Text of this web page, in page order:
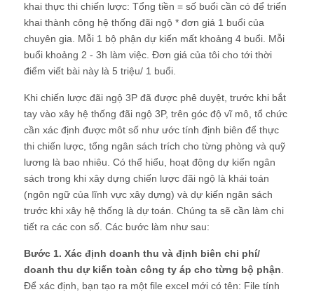
khai thực thi chiến lược: Tổng tiền = số buổi cần có để triển
khai thành công hệ thống đãi ngộ * đơn giá 1 buổi của
chuyên gia. Mỗi 1 bộ phận dự kiến mất khoảng 4 buổi. Mỗi
buổi khoảng 2 - 3h làm việc. Đơn giá của tôi cho tới thời
điểm viết bài này là 5 triệu/ 1 buổi.
Khi chiến lược đãi ngộ 3P đã được phê duyệt, trước khi bắt
tay vào xây hệ thống đãi ngộ 3P, trên góc độ vĩ mô, tổ chức
cần xác định được môt số như ước tính định biên để thực
thi chiến lược, tổng ngân sách trích cho từng phòng và quỹ
lương là bao nhiêu. Có thể hiểu, hoạt động dự kiến ngân
sách trong khi xây dựng chiến lược đãi ngộ là khái toán
(ngôn ngữ của lĩnh vực xây dựng) và dự kiến ngân sách
trước khi xây hệ thống là dự toán. Chúng ta sẽ cần làm chi
tiết ra các con số. Các bước làm như sau:
Bước 1. Xác định doanh thu và định biên chi phí/
doanh thu dự kiến toàn công ty áp cho từng bộ phận
Để xác định, bạn tạo ra một file excel mới có tên: File tính